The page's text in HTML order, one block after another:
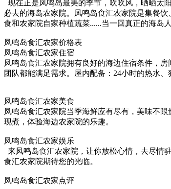
现在正是凤鸣岛最美的季节，吹吹风，晒晒太
必去的海岛农家院。凤鸣岛食汇农家院是集餐
食和农家院自家种植蔬菜......当一回真正的海岛人
凤鸣岛食汇农家价格表
凤鸣岛食汇农家住宿
凤鸣岛食汇农家院拥有良好的海边住宿条件，
团队都能满足需求。屋内配备：24小时的热水
凤鸣岛食汇农家美食
凤鸣岛食汇农家院当季海鲜应有尽有，美味不
现煮，体验海边农家院的乐趣。
凤鸣岛食汇农家娱乐
来凤鸣岛食汇农家院，让你放松心情，去尽情
食汇农家院期待您的光临。
凤鸣岛食汇农家点评